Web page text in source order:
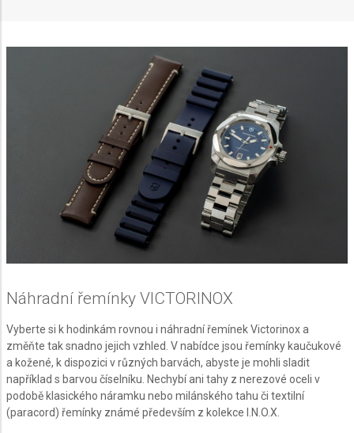
Náhradní řemínky VICTORINOX
Vyberte si k hodinkám rovnou i náhradní řemínek Victorinox a
změňte tak snadno jejich vzhled. V nabídce jsou řemínky kaučukové
a kožené, k dispozici v různých barvách, abyste je mohli sladit
například s barvou číselníku. Nechybí ani tahy z nerezové oceli v
podobě klasického náramku nebo milánského tahu či textilní
(paracord) řemínky známé především z kolekce I.N.O.X.
Advertising